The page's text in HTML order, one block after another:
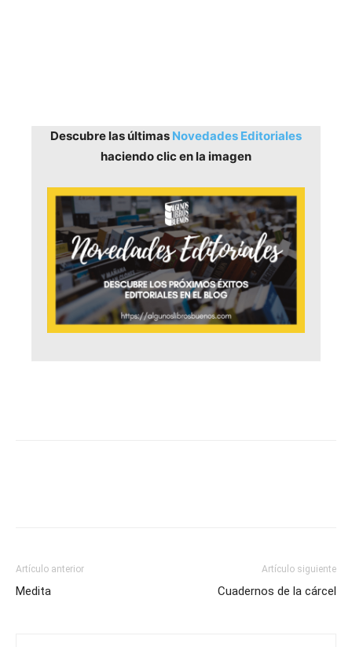
Descubre las últimas Novedades Editoriales
haciendo clic en la imagen
Artículo anterior
Medita
Artículo siguiente
Cuadernos de la cárcel